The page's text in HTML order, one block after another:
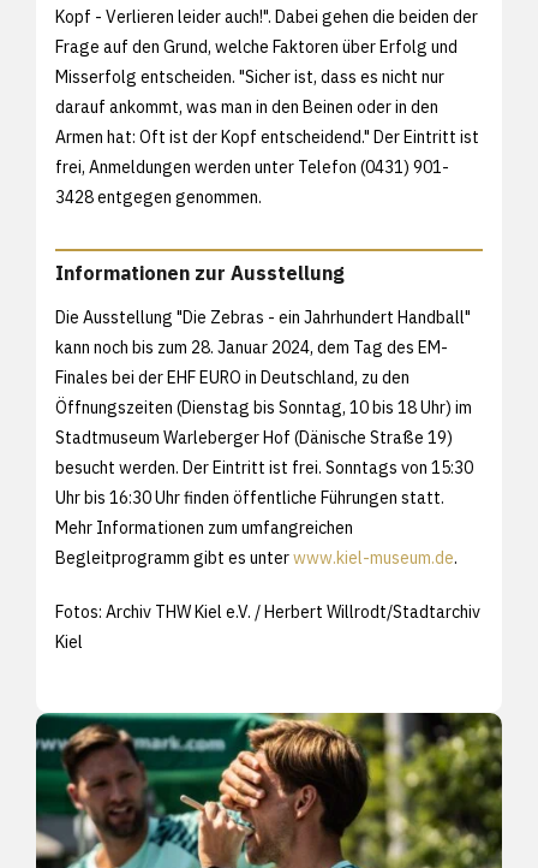
Kopf - Verlieren leider auch!". Dabei gehen die beiden der
Frage auf den Grund, welche Faktoren über Erfolg und
Misserfolg entscheiden. "Sicher ist, dass es nicht nur
darauf ankommt, was man in den Beinen oder in den
Armen hat: Oft ist der Kopf entscheidend." Der Eintritt ist
frei, Anmeldungen werden unter Telefon (0431) 901-
3428 entgegen genommen.
Informationen zur Ausstellung
Die Ausstellung "Die Zebras - ein Jahrhundert Handball"
kann noch bis zum 28. Januar 2024, dem Tag des EM-
Finales bei der EHF EURO in Deutschland, zu den
Öffnungszeiten (Dienstag bis Sonntag, 10 bis 18 Uhr) im
Stadtmuseum Warleberger Hof (Dänische Straße 19)
besucht werden. Der Eintritt ist frei. Sonntags von 15:30
Uhr bis 16:30 Uhr finden öffentliche Führungen statt.
Mehr Informationen zum umfangreichen
Begleitprogramm gibt es unterwww.kiel-museum.de.
Fotos: Archiv THW Kiel e.V. / Herbert Willrodt/Stadtarchiv
Kiel